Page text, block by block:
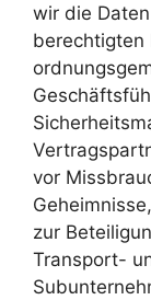
wir die
berechtigten
vor
zur
Transport-